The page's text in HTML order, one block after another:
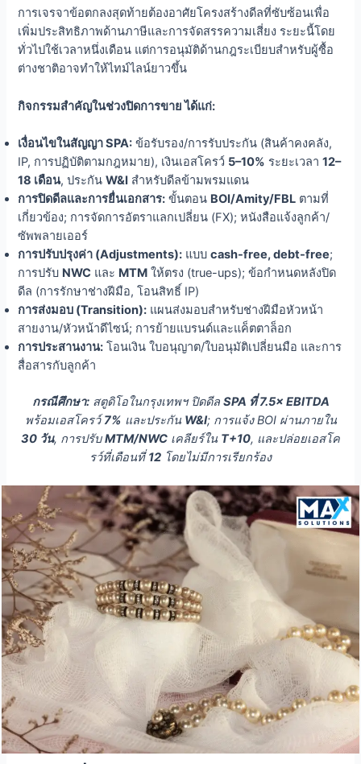
การเจรจาข้อตกลงสุดท้ายต้องอาศัยโครงสร้างดีลที่ซับซ้อนเพื่อ
เพิ่มประสิทธิภาพด้านภาษีและการจัดสรรความเสี่ยง ระยะนี้โดย
ทั่วไปใช้เวลาหนึ่งเดือน แต่การอนุมัติด้านกฎระเบียบสำหรับผู้ซื้อ
ต่างชาติอาจทำให้ไทม์ไลน์ยาวขึ้น
กิจกรรมสำคัญในช่วงปิดการขาย ได้แก่:
เงื่อนไขในสัญญา SPA: ข้อรับรอง/การรับประกัน (สินค้าคงคลัง,
IP, การปฏิบัติตามกฎหมาย), เงินเอสโครว์ 5–10% ระยะเวลา12–
18 เดือน, ประกันW&I สำหรับดีลข้ามพรมแดน
การปิดดีลและการยื่นเอกสาร: ขั้นตอน BOI/Amity/FBL ตามที่
เกี่ยวข้อง; การจัดการอัตราแลกเปลี่ยน (FX); หนังสือแจ้งลูกค้า/
ซัพพลายเออร์
การปรับปรุงค่า (Adjustments): แบบcash-free, debt-free;
การปรับ NWC และ MTM ให้ตรง (true-ups); ข้อกำหนดหลังปิด
ดีล (การรักษาช่างฝีมือ, โอนสิทธิ์ IP)
การส่งมอบ (Transition): แผนส่งมอบสำหรับช่างฝีมือหัวหน้า
สายงาน/หัวหน้าดีไซน์; การย้ายแบรนด์และแค็ตตาล็อก
การประสานงาน: โอนเงิน ใบอนุญาต/ใบอนุมัติเปลี่ยนมือ และการ
สื่อสารกับลูกค้า
กรณีศึกษา:สตูดิโอในกรุงเทพฯ ปิดดีล SPA ที่ 7.5× EBITDA
พร้อมเอสโครว์7% และประกัน W&I; การแจ้ง BOI ผ่านภายใน
30 วัน, การปรับMTM/NWC เคลียร์ใน T+10, และปล่อยเอสโค
รว์ที่เดือนที่12 โดยไม่มีการเรียกร้อง